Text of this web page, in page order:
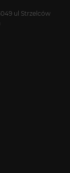
ul Strzelców